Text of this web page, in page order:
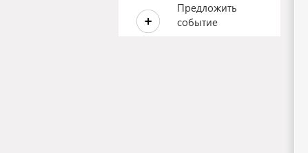
Предложить
событие